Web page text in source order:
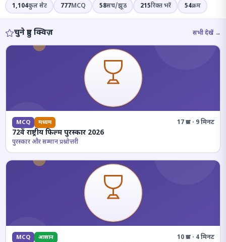
1,104कुल सेट 777MCQ 58सच/झूठ 215रिक्त भरें 54क्रम
चुने हुए क्विज़ सभी देखें →
MCQ मध्यम 17 प्रश्न · 9 मिनट
72वें राष्ट्रीय फिल्म पुरस्कार 2026
पुरस्कार और सम्मान प्रश्नोत्तरी
MCQ आसान 10 प्रश्न · 4 मिनट